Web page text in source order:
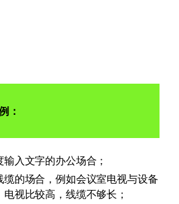
：
入文字的办公场合；
缆的场合，例如会议室电视与设备
视比较高，线缆不够长；